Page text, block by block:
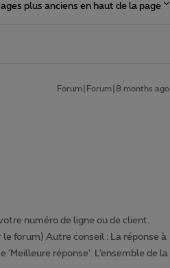
plus anciens en haut de la page
Forum|Forum|8 months ago
numéro de ligne ou de client.
forum) Autre conseil : La réponse à
réponse’. L’ensemble de la